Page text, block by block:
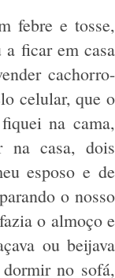
febre e tosse,
a ficar em casa
cachorro-
celular, que o
na cama,
na casa, dois
esposo e de
o nosso
o almoço e
ou beijava
no sofá,